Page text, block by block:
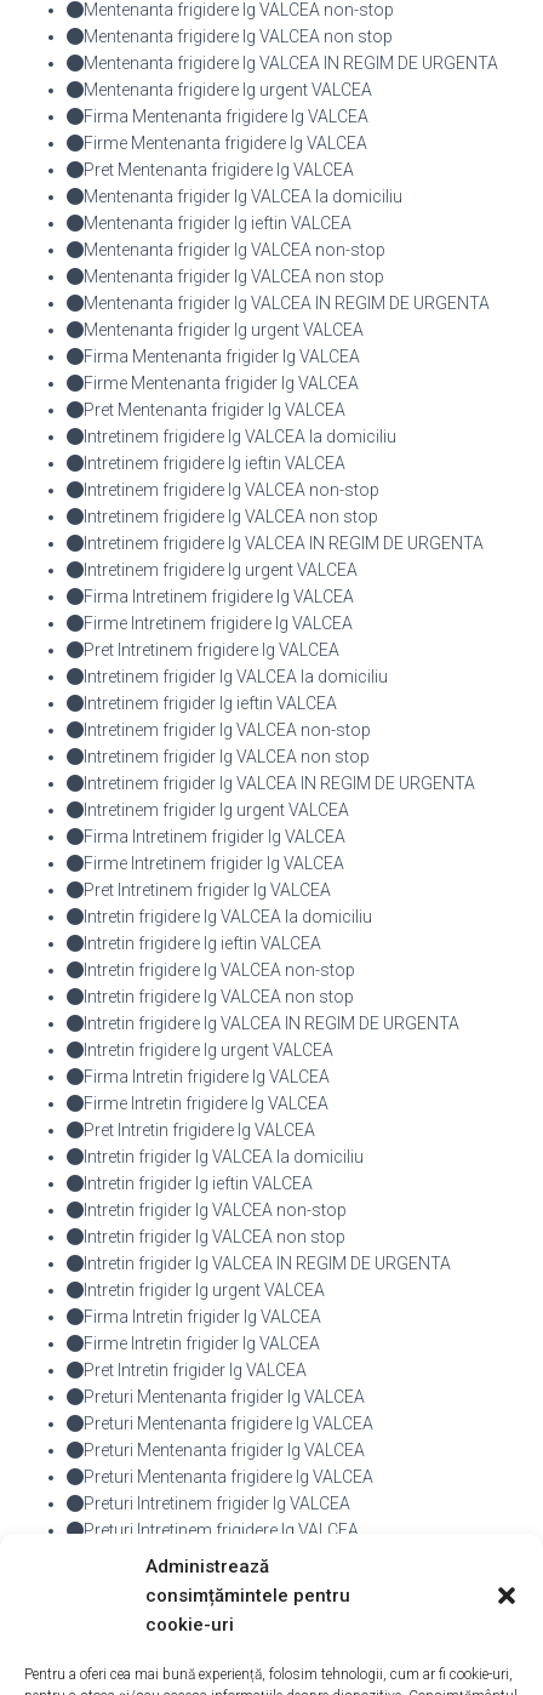
Administrează
consimțămintele pentru
cookie-uri
Pentru a oferi cea mai bună experiență, folosim tehnologii, cum ar fi cookie-uri,
Mentenanta frigidere lg VALCEA non-stop
Mentenanta frigidere lg VALCEA non stop
Mentenanta frigidere lg VALCEA IN REGIM DE URGENTA
Mentenanta frigidere lg urgent VALCEA
Firma Mentenanta frigidere lg VALCEA
Firme Mentenanta frigidere lg VALCEA
Pret Mentenanta frigidere lg VALCEA
Mentenanta frigider lg VALCEA la domiciliu
Mentenanta frigider lg ieftin VALCEA
Mentenanta frigider lg VALCEA non-stop
Mentenanta frigider lg VALCEA non stop
Mentenanta frigider lg VALCEA IN REGIM DE URGENTA
Mentenanta frigider lg urgent VALCEA
Firma Mentenanta frigider lg VALCEA
Firme Mentenanta frigider lg VALCEA
Pret Mentenanta frigider lg VALCEA
Intretinem frigidere lg VALCEA la domiciliu
Intretinem frigidere lg ieftin VALCEA
Intretinem frigidere lg VALCEA non-stop
Intretinem frigidere lg VALCEA non stop
Intretinem frigidere lg VALCEA IN REGIM DE URGENTA
Intretinem frigidere lg urgent VALCEA
Firma Intretinem frigidere lg VALCEA
Firme Intretinem frigidere lg VALCEA
Pret Intretinem frigidere lg VALCEA
Intretinem frigider lg VALCEA la domiciliu
Intretinem frigider lg ieftin VALCEA
Intretinem frigider lg VALCEA non-stop
Intretinem frigider lg VALCEA non stop
Intretinem frigider lg VALCEA IN REGIM DE URGENTA
Intretinem frigider lg urgent VALCEA
Firma Intretinem frigider lg VALCEA
Firme Intretinem frigider lg VALCEA
Pret Intretinem frigider lg VALCEA
Intretin frigidere lg VALCEA la domiciliu
Intretin frigidere lg ieftin VALCEA
Intretin frigidere lg VALCEA non-stop
Intretin frigidere lg VALCEA non stop
Intretin frigidere lg VALCEA IN REGIM DE URGENTA
Intretin frigidere lg urgent VALCEA
Firma Intretin frigidere lg VALCEA
Firme Intretin frigidere lg VALCEA
Pret Intretin frigidere lg VALCEA
Intretin frigider lg VALCEA la domiciliu
Intretin frigider lg ieftin VALCEA
Intretin frigider lg VALCEA non-stop
Intretin frigider lg VALCEA non stop
Intretin frigider lg VALCEA IN REGIM DE URGENTA
Intretin frigider lg urgent VALCEA
Firma Intretin frigider lg VALCEA
Firme Intretin frigider lg VALCEA
Pret Intretin frigider lg VALCEA
Preturi Mentenanta frigider lg VALCEA
Preturi Mentenanta frigidere lg VALCEA
Preturi Mentenanta frigider lg VALCEA
Preturi Mentenanta frigidere lg VALCEA
Preturi Intretinem frigider lg VALCEA
Preturi Intretinem frigidere lg VALCEA
Preturi Intretin frigider lg VALCEA